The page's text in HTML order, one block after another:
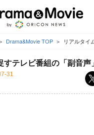
Drama&Movie TOP リアルタイ
すテレビ番組の「副音声
31